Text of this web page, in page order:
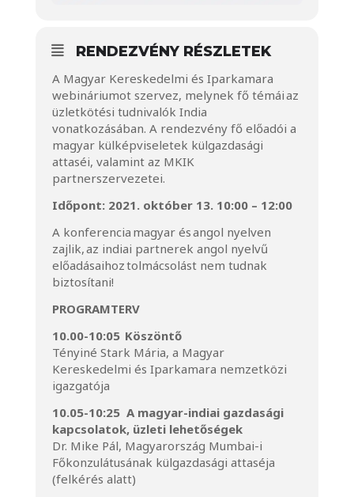
RENDEZVÉNY RÉSZLETEK
A Magyar Kereskedelmi és Iparkamara
webináriumot szervez, melynek fő témái az
üzletkötési tudnivalók India
vonatkozásában. A rendezvény fő előadói a
magyar külképviseletek külgazdasági
attaséi, valamint az MKIK
partnerszervezetei.
Időpont: 2021. október 13. 10:00 – 12:00
A konferencia magyar és angol nyelven
zajlik, az indiai partnerek angol nyelvű
előadásaihoz tolmácsolást nem tudnak
biztosítani!
PROGRAMTERV
10.00-10:05 Köszöntő
Tényiné Stark Mária, a Magyar
Kereskedelmi és Iparkamara nemzetközi
igazgatója
10.05-10:25 A magyar-indiai gazdasági
kapcsolatok, üzleti lehetőségek
Dr. Mike Pál, Magyarország Mumbai-i
Főkonzulátusának külgazdasági attaséja
(felkérés alatt)